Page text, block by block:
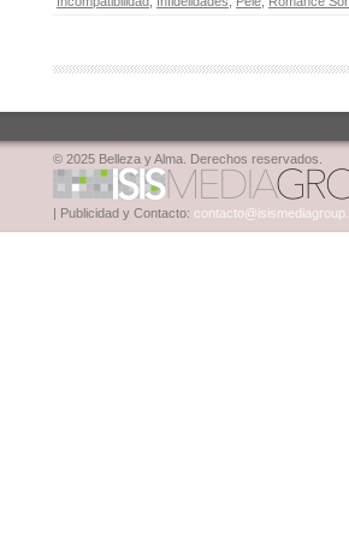
© 2025 Belleza y Alma. Derechos reservados.
| Publicidad y Contacto: